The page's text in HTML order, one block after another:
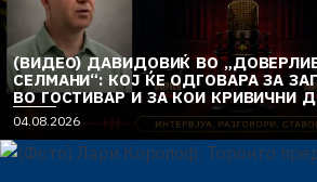
(ВИДЕО) ДАВИДОВИЌ ВО
СЕЛМАНИ“: КОЈ ЌЕ ОДГОВАРА ЗА
ВО ГОСТИВАР И ЗА КОИ КРИВИЧНИ
04.08.2026